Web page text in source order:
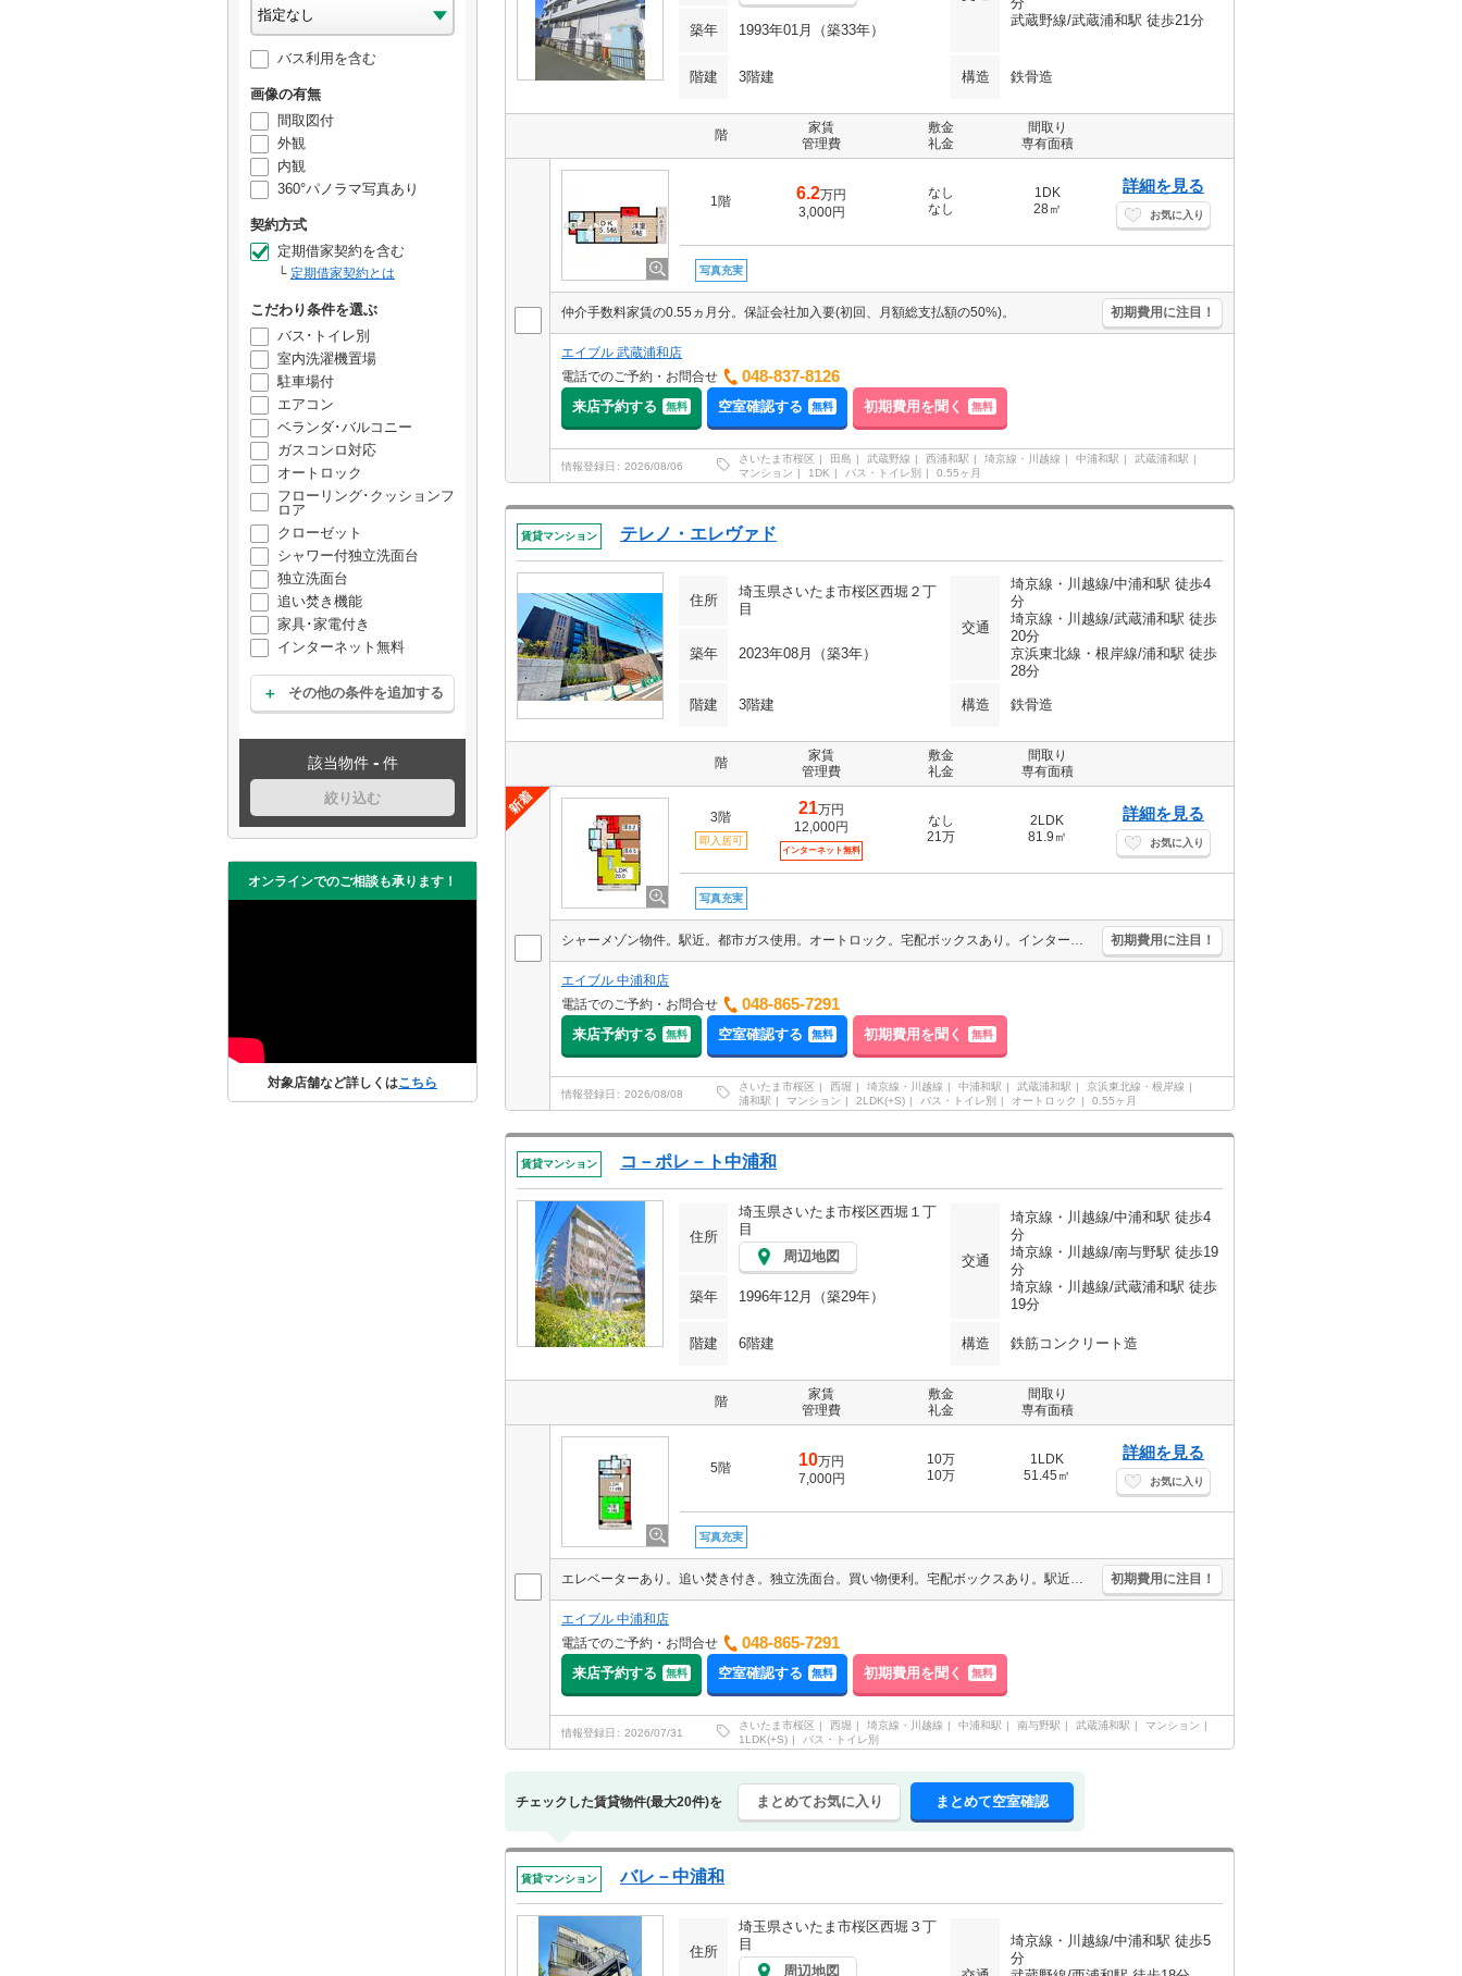
バス利用を含む
画像の有無
間取図付
外観
内観
360°パノラマ写真あり
契約方式
定期借家契約を含む
定期借家契約とは
こだわり条件を選ぶ
バス･トイレ別
室内洗濯機置場
駐車場付
エアコン
ベランダ･バルコニー
ガスコンロ対応
オートロック
フローリング･クッションフ
ロア
クローゼット
シャワー付独立洗面台
独立洗面台
追い焚き機能
家具･家電付き
インターネット無料
その他の条件を追加する
該当物件 - 件
絞り込む
オンラインでのご相談も承ります！
対象店舗など詳しくはこちら
武蔵野線/武蔵浦和駅 徒歩21分
築年 1993年01月（築33年）
階建 3階建 構造 鉄骨造
階
家賃
管理費
敷金
礼金
間取り
専有面積
1階 6.2万円
3,000円
なし
なし
1DK
28㎡
詳細を見る
お気に入り
写真充実
仲介手数料家賃の0.55ヵ月分。保証会社加入要(初回、月額総支払額の50%)。 初期費用に注目！
エイブル 武蔵浦和店
電話でのご予約・お問合せ
048-837-8126
来店予約する 無料 空室確認する 無料 初期費用を聞く 無料
情報登録日 2026/08/06
さいたま市桜区 田島 武蔵野線 西浦和駅 埼京線・川越線 中浦和駅
武蔵浦和駅
マンション
1DK バス・トイレ別 0.55ヶ月
賃貸マンション テレノ・エレヴァド
住所
埼玉県さいたま市桜区西堀２丁
目
交通
埼京線・川越線/中浦和駅 徒歩4
分
埼京線・川越線/武蔵浦和駅 徒歩
20分
京浜東北線・根岸線/浦和駅 徒歩
28分
築年 2023年08月（築3年）
階建 3階建 構造 鉄骨造
階
家賃
管理費
敷金
礼金
間取り
専有面積
3階
即入居可
21万円
12,000円
インターネット無料
なし
21万
2LDK
81.9㎡
詳細を見る
お気に入り
写真充実
シャーメゾン物件。駅近。都市ガス使用。オートロック。宅配ボックスあり。インターネット無料。生活環境良好。買い物便利。内見予約受付中。詳細はお問い合わせください。 初期費用に注目！
エイブル 中浦和店
電話でのご予約・お問合せ
048-865-7291
来店予約する 無料 空室確認する 無料 初期費用を聞く 無料
情報登録日 2026/08/08
さいたま市桜区 西堀 埼京線・川越線 中浦和駅 武蔵浦和駅
京浜東北線・根岸線
浦和駅
マンション 2LDK(+S) バス・トイレ別 オートロック 0.55ヶ月
賃貸マンション コ－ポレ－ト中浦和
住所
埼玉県さいたま市桜区西堀１丁
目
周辺地図
交通
埼京線・川越線/中浦和駅 徒歩4
分
埼京線・川越線/南与野駅 徒歩19
分
埼京線・川越線/武蔵浦和駅 徒歩
19分
築年 1996年12月（築29年）
階建 6階建 構造 鉄筋コンクリート造
階
家賃
管理費
敷金
礼金
間取り
専有面積
5階 10万円
7,000円
10万
10万
1LDK
51.45㎡
詳細を見る
お気に入り
写真充実
エレベーターあり。追い焚き付き。独立洗面台。買い物便利。宅配ボックスあり。駅近。通勤、通学がスムーズ。店長のお薦め物件。エアコン付き。スーパーへ450m。ファミリーマートへ210m。駐輪場有。 初期費用に注目！
エイブル 中浦和店
電話でのご予約・お問合せ
048-865-7291
来店予約する 無料 空室確認する 無料 初期費用を聞く 無料
情報登録日 2026/07/31
さいたま市桜区 西堀 埼京線・川越線 中浦和駅 南与野駅 武蔵浦和駅
マンション
1LDK(+S)
バス・トイレ別
チェックした賃貸物件(最大20件)を まとめてお気に入り まとめて空室確認
賃貸マンション バレ－中浦和
住所
埼玉県さいたま市桜区西堀３丁
目
周辺地図
埼京線・川越線/中浦和駅 徒歩5
分